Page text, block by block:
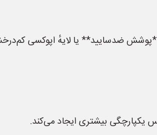
ضد‌سایید** یا لایهٔ اپوکسی
یکپارچگی بیشتری ایجاد می‌کند.